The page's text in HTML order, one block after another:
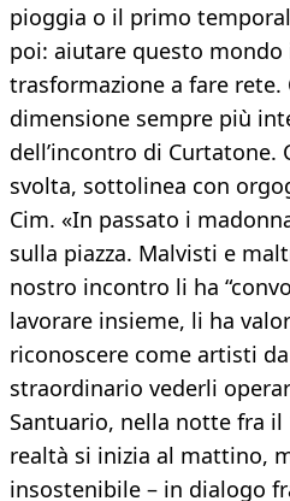
pioggia o il primo
poi: aiutare questo mondo
trasformazione a fare rete.
dimensione sempre più
dell’incontro di Curtatone.
svolta, sottolinea con
Cim. «In passato i
sulla piazza. Malvisti e
nostro incontro li ha
lavorare insieme, li ha
riconoscere come artisti
straordinario vederli
Santuario, nella notte fra il
realtà si inizia al mattino,
insostenibile – in dialogo